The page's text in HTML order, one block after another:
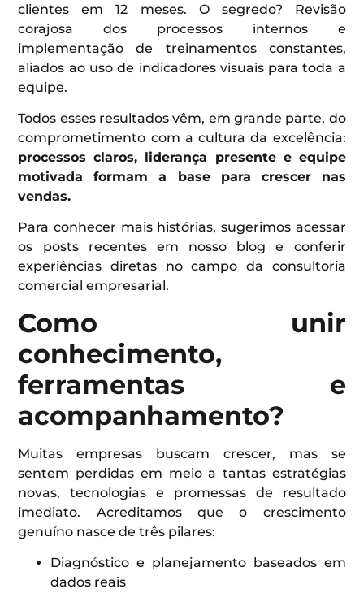
clientes em 12 meses. O segredo? Revisão
corajosa dos processos internos e
implementação de treinamentos constantes,
aliados ao uso de indicadores visuais para toda a
equipe.
Todos esses resultados vêm, em grande parte, do
comprometimento com a cultura da excelência:
processos claros, liderança presente e equipe
motivada formam a base para crescer nas
vendas.
Para conhecer mais histórias, sugerimos acessar
os posts recentes em nosso blog e conferir
experiências diretas no campo da consultoria
comercial empresarial.
Como unir
conhecimento,
ferramentas e
acompanhamento?
Muitas empresas buscam crescer, mas se
sentem perdidas em meio a tantas estratégias
novas, tecnologias e promessas de resultado
imediato. Acreditamos que o crescimento
genuíno nasce de três pilares:
Diagnóstico e planejamento baseados em
dados reais